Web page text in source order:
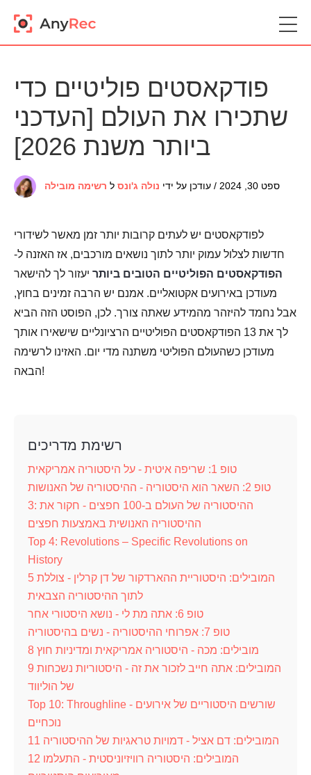
פודקאסטים פוליטיים כדי
שתכירו את העולם [העדכני
ביותר משנת 2026]
ספט 30, 2024 / עודכן על ידי נולה ג'ונס ל רשימה מובילה
לפודקאסטים יש לעתים קרובות יותר זמן מאשר לשידורי
חדשות לצלול עמוק יותר לתוך נושאים מורכבים, אז האזנה ל-
הפודקאסטים הפוליטיים הטובים ביותר יעזור לך להישאר
מעודכן באירועים אקטואליים. אמנם יש הרבה זמינים בחוץ,
אבל נחמד להיזהר מהמידע שאתה צורך. לכן, הפוסט הזה הביא
לך את 13 הפודקאסטים הפוליטיים הרציונליים שישאירו אותך
מעודכן כשהעולם הפוליטי משתנה מדי יום. האזינו לרשימה
הבאה!
רשימת מדריכים
טופ 1: שריפה איטית - על היסטוריה אמריקאית
טופ 2: השאר הוא היסטוריה - ההיסטוריה של האנושות
3: ההיסטוריה של העולם ב-100 חפצים - חקור את
ההיסטוריה האנושית באמצעות חפצים
Top 4: Revolutions – Specific Revolutions on
History
5 המובילים: היסטוריית ההארדקור של דן קרלין - צוללת
לתוך ההיסטוריה הצבאית
טופ 6: אתה מת לי - נושא היסטורי אחר
טופ 7: אפרוחי ההיסטוריה - נשים בהיסטוריה
8 מובילים: מכה - היסטוריה אמריקאית ומדיניות חוץ
9 המובילים: אתה חייב לזכור את זה - היסטוריות נשכחות
של הוליווד
Top 10: Throughline - שורשים היסטוריים של אירועים
נוכחיים
11 המובילים: דם אציל - דמויות טראגיות של ההיסטוריה
12 המובילים: היסטוריה רוויזיוניסטית - התעלמו